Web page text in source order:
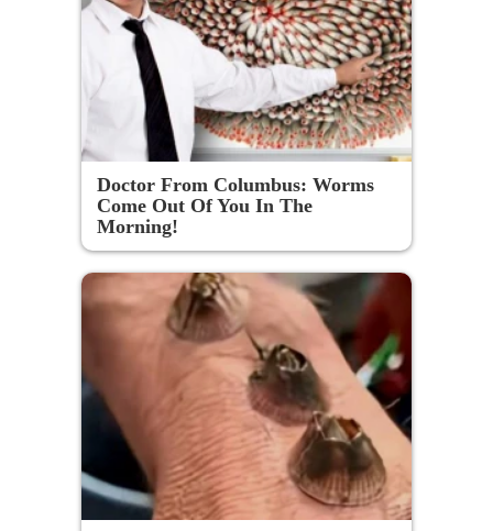
Doctor From Columbus: Worms
Come Out Of You In The
Morning!